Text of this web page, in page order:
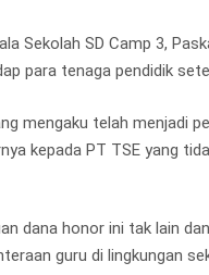
Sekolah SD Camp 3,
para tenaga pendidik
mengaku telah menjadi
kepada PT TSE yang
dana honor ini tak lain
guru di lingkungan